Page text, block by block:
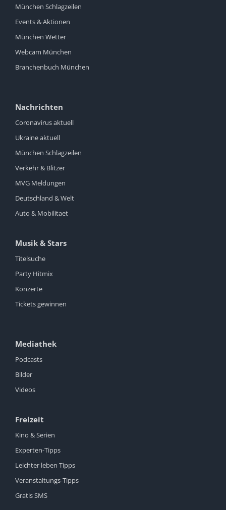
München Schlagzeilen
Events & Aktionen
München Wetter
Webcam München
Branchenbuch München
Nachrichten
Coronavirus aktuell
Ukraine aktuell
München Schlagzeilen
Verkehr & Blitzer
MVG Meldungen
Deutschland & Welt
Auto & Mobilitaet
Musik & Stars
Titelsuche
Party Hitmix
Konzerte
Tickets gewinnen
Mediathek
Podcasts
Bilder
Videos
Freizeit
Kino & Serien
Experten-Tipps
Leichter leben Tipps
Veranstaltungs-Tipps
Gratis SMS